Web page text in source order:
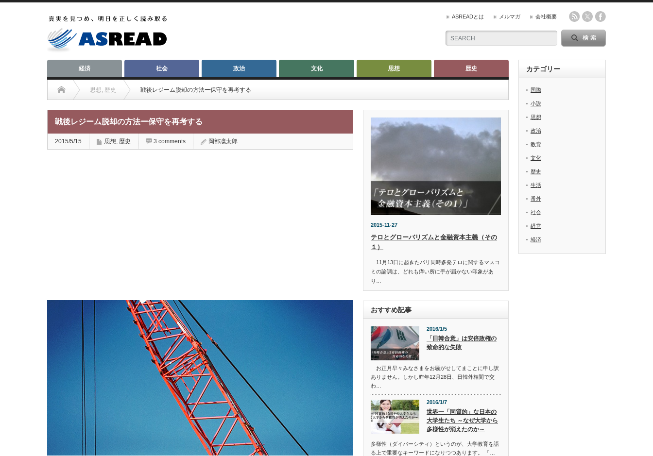
ASREADとは メルマガ 会社概要
経済 社会 政治 文化 思想 歴史
思想, 歴史 戦後レジーム脱却の方法ー保守を再考する
戦後レジーム脱却の方法ー保守を再考する
2015/5/15 思想, 歴史 3 comments 岡部凜太郎
2015-11-27
テロとグローバリズムと金融資本主義（その
１）
11月13日に起きたパリ同時多発テロに関するマスコ
ミの論調は、どれも痒い所に手が届かない印象があ
り…
おすすめ記事
2016/1/5
「日韓合意」は安倍政権の
致命的な失敗
お正月早々みなさまをお騒がせしてまことに申し訳
ありません。しかし昨年12月28日、日韓外相間で交
わ…
2016/1/7
世界一「同質的」な日本の
大学生たち ～なぜ大学から
多様性が消えたのか～
多様性（ダイバーシティ）というのが、大学教育を語
る上で重要なキーワードになりつつあります。 「…
カテゴリー
国際
小説
思想
政治
教育
文化
歴史
生活
番外
社会
経営
経済